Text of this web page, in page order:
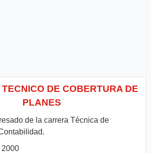
DE COBERTURA DE
PLANES
de la carrera Técnica de
2000